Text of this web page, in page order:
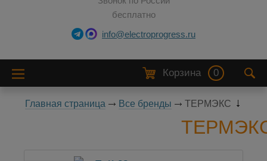
бесплатно
info@electroprogress.ru
Корзина 0
Главная страница Все бренды ТЕРМЭКС